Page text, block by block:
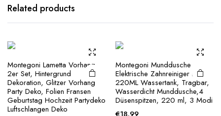
Related products
Montegoni Lametta Vorhang
2er Set, Hintergrund
Dekoration, Glitzer Vorhang
Party Deko, Folien Fransen
Geburtstag Hochzeit Partydeko
Luftschlangen Deko
Montegoni Munddusche
Elektrische Zahnreiniger mit
220ML Wassertank, Tragbar,
Wasserdicht Munddusche,4
Düsenspitzen, 220 ml, 3 Modi